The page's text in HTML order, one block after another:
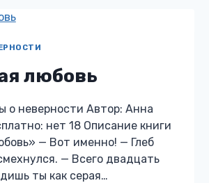
любовь
о неверности Автор: Анна
нет 18 Описание книги
— Вот именно! — Глеб
— Всего двадцать
ты как серая…